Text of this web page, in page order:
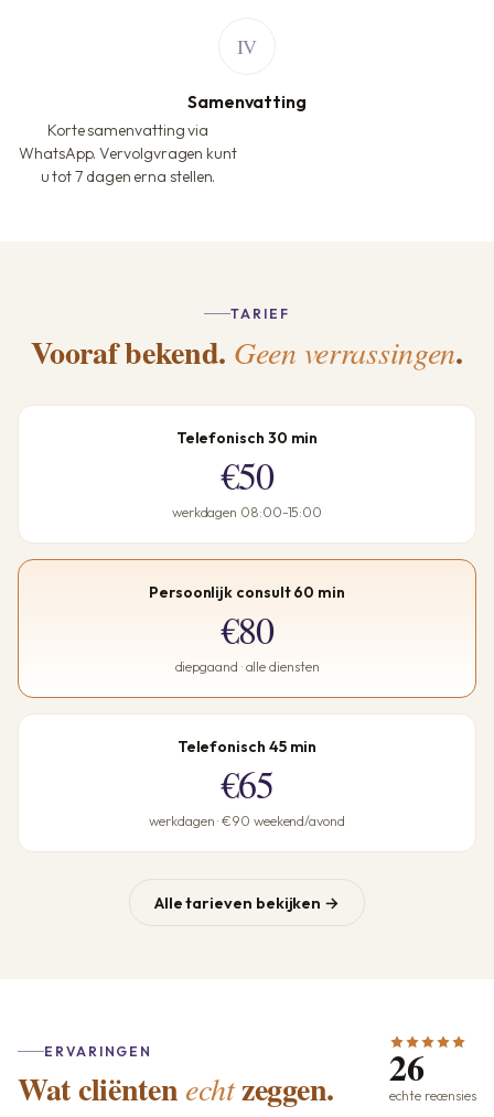
Samenvatting
Korte samenvatting via
WhatsApp. Vervolgvragen kunt
u tot 7 dagen erna stellen.
TARIEF
Vooraf bekend. Geen verrassingen.
Telefonisch 30 min
€50
werkdagen 08:00-15:00
Persoonlijk consult 60 min
€80
diepgaand · alle diensten
Telefonisch 45 min
€65
werkdagen · €90 weekend/avond
Alle tarieven bekijken →
ERVARINGEN
Wat cliënten echtzeggen. 26
echte recensies